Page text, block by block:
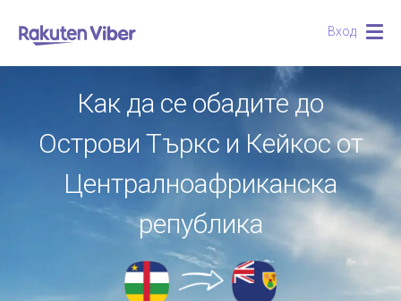
Вход
Как да се обадите до
Острови Търкс и Кейкос от
Централноафриканска
република